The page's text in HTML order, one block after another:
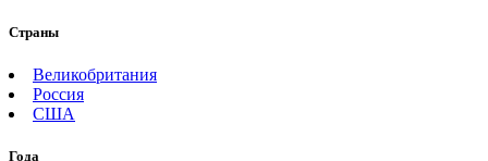
Страны
Великобритания
Россия
США
Года